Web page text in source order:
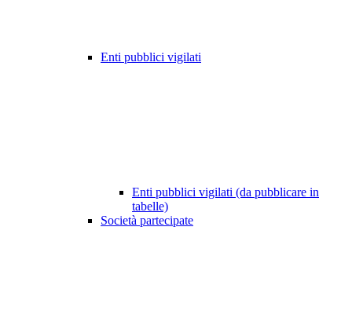
Enti pubblici vigilati
Enti pubblici vigilati (da pubblicare in
tabelle)
Società partecipate